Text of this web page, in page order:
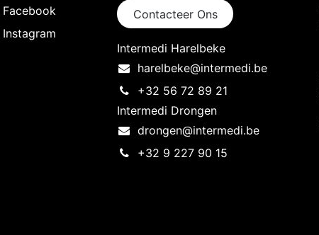
Facebook
Instagram
Contacteer Ons
Intermedi Harelbeke
harelbeke@intermedi.be
+32 56 72 89 21
Intermedi Drongen
drongen@intermedi.be
+32 9 227 90 15